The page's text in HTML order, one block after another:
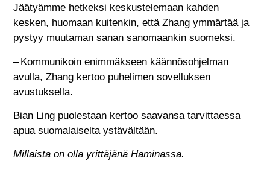
Jäätyämme hetkeksi keskustelemaan kahden
kesken, huomaan kuitenkin, että Zhang ymmärtää ja
pystyy muutaman sanan sanomaankin suomeksi.
– Kommunikoin enimmäkseen käännösohjelman
avulla, Zhang kertoo puhelimen sovelluksen
avustuksella.
Bian Ling puolestaan kertoo saavansa tarvittaessa
apua suomalaiselta ystävältään.
Millaista on olla yrittäjänä Haminassa.